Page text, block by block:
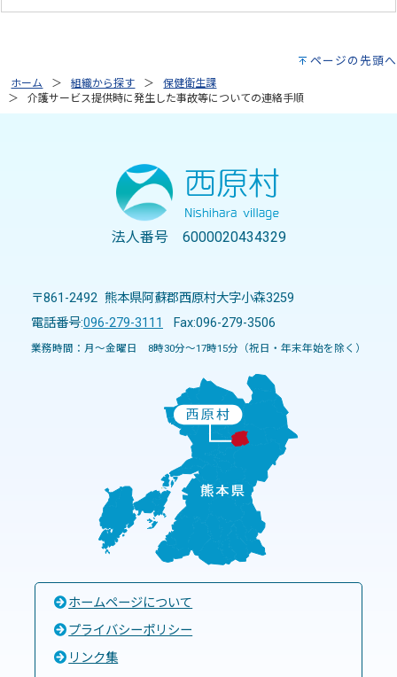
ページの先頭へ
ホーム 組織から探す
保健衛生課
介護サービス提供時に発生した事故等についての連絡手順
法人番号 6000020434329
〒861-2492 熊本県阿蘇郡西原村大字小森3259
電話番号:096-279-3111 Fax:096-279-3506
業務時間：月～金曜日 8時30分～17時15分（祝日・年末年始を除く）
ホームページについて
プライバシーポリシー
リンク集